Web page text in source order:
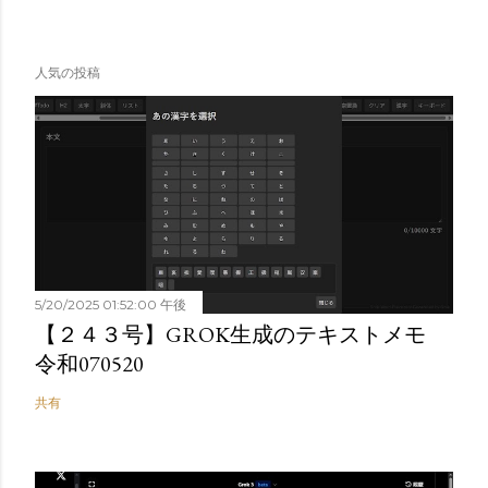
人気の投稿
5/20/2025 01:52:00 午後
【２４３号】GROK生成のテキストメモ
令和070520
共有